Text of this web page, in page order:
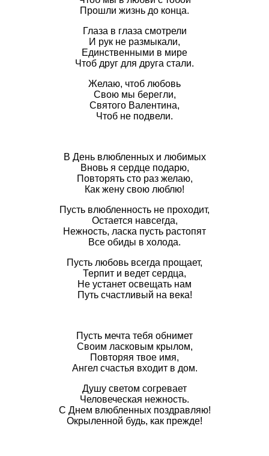
Прошли жизнь до конца.
Глаза в глаза смотрели
И рук не размыкали,
Единственными в мире
Чтоб друг для друга стали.
Желаю, чтоб любовь
Свою мы берегли,
Святого Валентина,
Чтоб не подвели.
В День влюбленных и любимых
Вновь я сердце подарю,
Повторять сто раз желаю,
Как жену свою люблю!
Пусть влюбленность не проходит,
Остается навсегда,
Нежность, ласка пусть растопят
Все обиды в холода.
Пусть любовь всегда прощает,
Терпит и ведет сердца,
Не устанет освещать нам
Путь счастливый на века!
Пусть мечта тебя обнимет
Своим ласковым крылом,
Повторяя твое имя,
Ангел счастья входит в дом.
Душу светом согревает
Человеческая нежность.
С Днем влюбленных поздравляю!
Окрыленной будь, как прежде!